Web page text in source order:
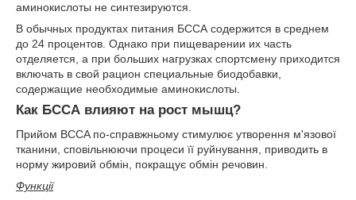
аминокислоты не синтезируются.
В обычных продуктах питания БССА содержится в среднем
до 24 процентов. Однако при пищеварении их часть
отделяется, а при больших нагрузках спортсмену приходится
включать в свой рацион специальные биодобавки,
содержащие необходимые аминокислоты.
Как БССА влияют на рост мышц?
Прийом BCCA по-справжньому стимулює утворення м'язової
тканини, сповільнюючи процеси її руйнування, приводить в
норму жировий обмін, покращує обмін речовин.
Функції